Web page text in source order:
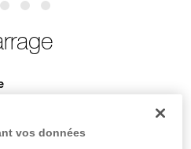
fixe. La longueur de corde
vos données